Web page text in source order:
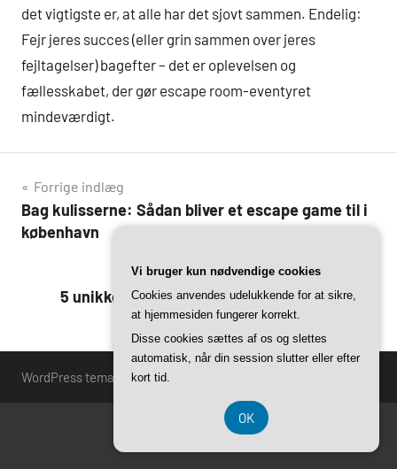
det vigtigste er, at alle har det sjovt sammen. Endelig:
Fejr jeres succes (eller grin sammen over jeres
fejltagelser) bagefter – det er oplevelsen og
fællesskabet, der gør escape room-eventyret
mindeværdigt.
Indlægsnavigation
Forrige indlæg
Bag kulisserne: Sådan bliver et escape game til i
københavn
Næste indlæg
5 unikke escape games i københavn, du skal
WordPress tema: Harrison by ThemeZee.
CVR 37407739
Vi bruger kun nødvendige cookies
Cookies anvendes udelukkende for at sikre,
at hjemmesiden fungerer korrekt.
Disse cookies sættes af os og slettes
automatisk, når din session slutter eller efter
kort tid.
OK